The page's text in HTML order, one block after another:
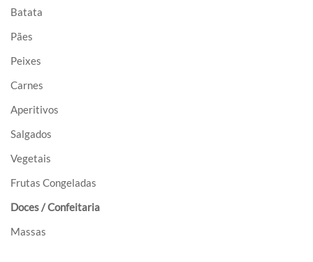
Batata
Pães
Peixes
Carnes
Aperitivos
Salgados
Vegetais
Frutas Congeladas
Doces / Confeitaria
Massas